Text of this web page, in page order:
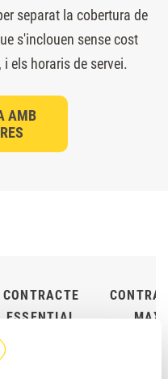
separat la cobertura de
s'inclouen sense cost
els horaris de servei.
AMB
CONTRACTE
ESSENTIAL
MAX